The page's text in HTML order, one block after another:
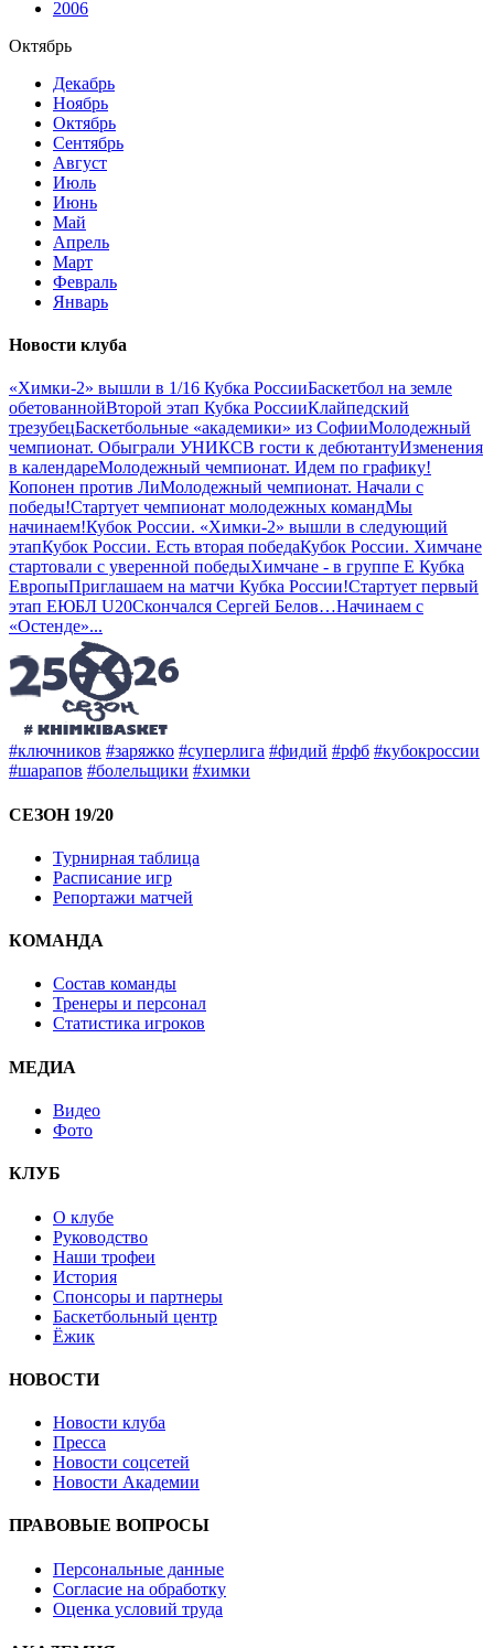
2006
Октябрь
Декабрь
Ноябрь
Октябрь
Сентябрь
Август
Июль
Июнь
Май
Апрель
Март
Февраль
Январь
Новости клуба
«Химки-2» вышли в 1/16 Кубка РоссииБаскетбол на земле
обетованнойВторой этап Кубка РоссииКлайпедский
трезубецБаскетбольные «академики» из СофииМолодежный
чемпионат. Обыграли УНИКСВ гости к дебютантуИзменения
в календареМолодежный чемпионат. Идем по графику!
Копонен против ЛиМолодежный чемпионат. Начали с
победы!Стартует чемпионат молодежных командМы
начинаем!Кубок России. «Химки-2» вышли в следующий
этапКубок России. Есть вторая победаКубок России. Химчане
стартовали с уверенной победыХимчане - в группе E Кубка
ЕвропыПриглашаем на матчи Кубка России!Стартует первый
этап ЕЮБЛ U20Скончался Сергей Белов…Начинаем с
«Остенде»...
#ключников #заряжко #суперлига #фидий #рфб #кубокроссии
#шарапов #болельщики #химки
СЕЗОН 19/20
Турнирная таблица
Расписание игр
Репортажи матчей
КОМАНДА
Состав команды
Тренеры и персонал
Статистика игроков
МЕДИА
Видео
Фото
КЛУБ
О клубе
Руководство
Наши трофеи
История
Спонсоры и партнеры
Баскетбольный центр
Ёжик
НОВОСТИ
Новости клуба
Пресса
Новости соцсетей
Новости Академии
ПРАВОВЫЕ ВОПРОСЫ
Персональные данные
Согласие на обработку
Оценка условий труда